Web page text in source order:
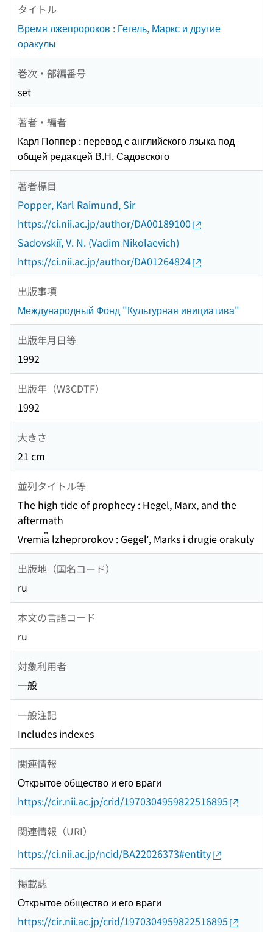
タイトル
Время лжепророков : Гегель, Маркс и другие
оракулы
巻次・部編番号
set
著者・編者
Карл Поппер : перевод с английского языка под
общей редакцей В.Н. Садовского
著者標目
Popper, Karl Raimund, Sir
https://ci.nii.ac.jp/author/DA00189100
Sadovskiĭ, V. N. (Vadim Nikolaevich)
https://ci.nii.ac.jp/author/DA01264824
出版事項
Международный Фонд "Культурная инициатива"
出版年月日等
1992
出版年（W3CDTF）
1992
大きさ
21 cm
並列タイトル等
The high tide of prophecy : Hegel, Marx, and the
aftermath
Vremi︠a︡ lzheprorokov : Gegelʹ, Marks i drugie orakuly
出版地（国名コード）
ru
本文の言語コード
ru
対象利用者
一般
一般注記
Includes indexes
関連情報
Открытое общество и его враги
https://cir.nii.ac.jp/crid/1970304959822516895
関連情報（URI）
https://ci.nii.ac.jp/ncid/BA22026373#entity
掲載誌
Открытое общество и его враги
https://cir.nii.ac.jp/crid/1970304959822516895